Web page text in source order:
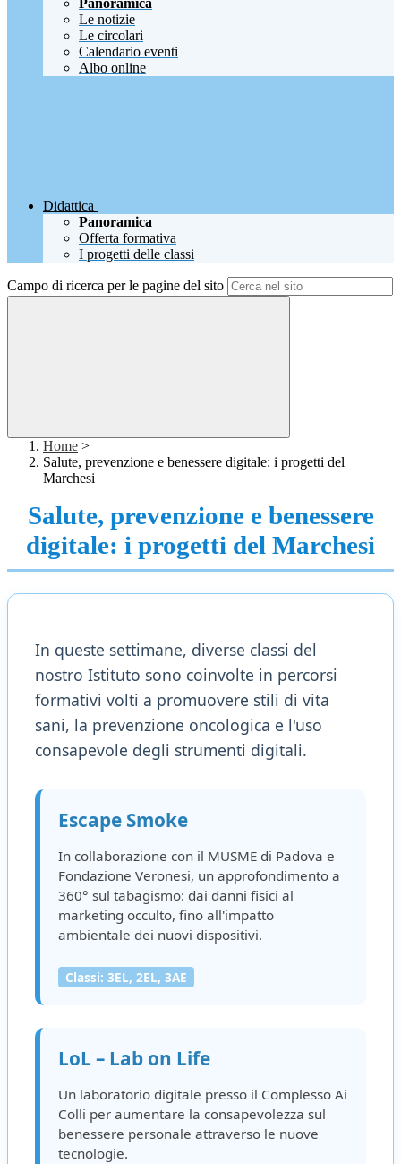
Panoramica
Le notizie
Le circolari
Calendario eventi
Albo online
Didattica
Panoramica
Offerta formativa
I progetti delle classi
Campo di ricerca per le pagine del sito
Home >
Salute, prevenzione e benessere digitale: i progetti del
Marchesi
Salute, prevenzione e benessere
digitale: i progetti del Marchesi
In queste settimane, diverse classi del
nostro Istituto sono coinvolte in percorsi
formativi volti a promuovere stili di vita
sani, la prevenzione oncologica e l'uso
consapevole degli strumenti digitali.
Escape Smoke
In collaborazione con il MUSME di Padova e
Fondazione Veronesi, un approfondimento a
360° sul tabagismo: dai danni fisici al
marketing occulto, fino all'impatto
ambientale dei nuovi dispositivi.
Classi: 3EL, 2EL, 3AE
LoL – Lab on Life
Un laboratorio digitale presso il Complesso Ai
Colli per aumentare la consapevolezza sul
benessere personale attraverso le nuove
tecnologie.